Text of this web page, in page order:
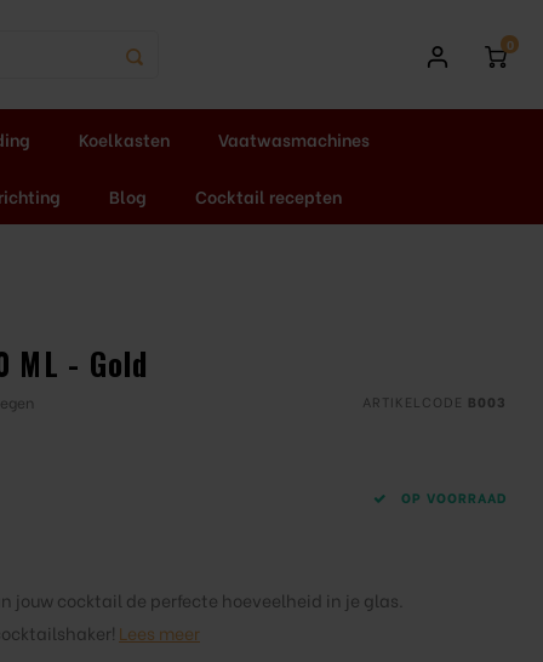
0
Koelkasten Vaatwasmachines
Blog Cocktail recepten
ML - Gold
ARTIKELCODE B003
OP VOORRAAD
jouw cocktail de perfecte hoeveelheid in je glas.
Lees meer